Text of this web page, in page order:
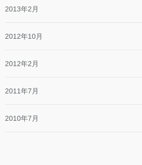
2013年2月
2012年10月
2012年2月
2011年7月
2010年7月